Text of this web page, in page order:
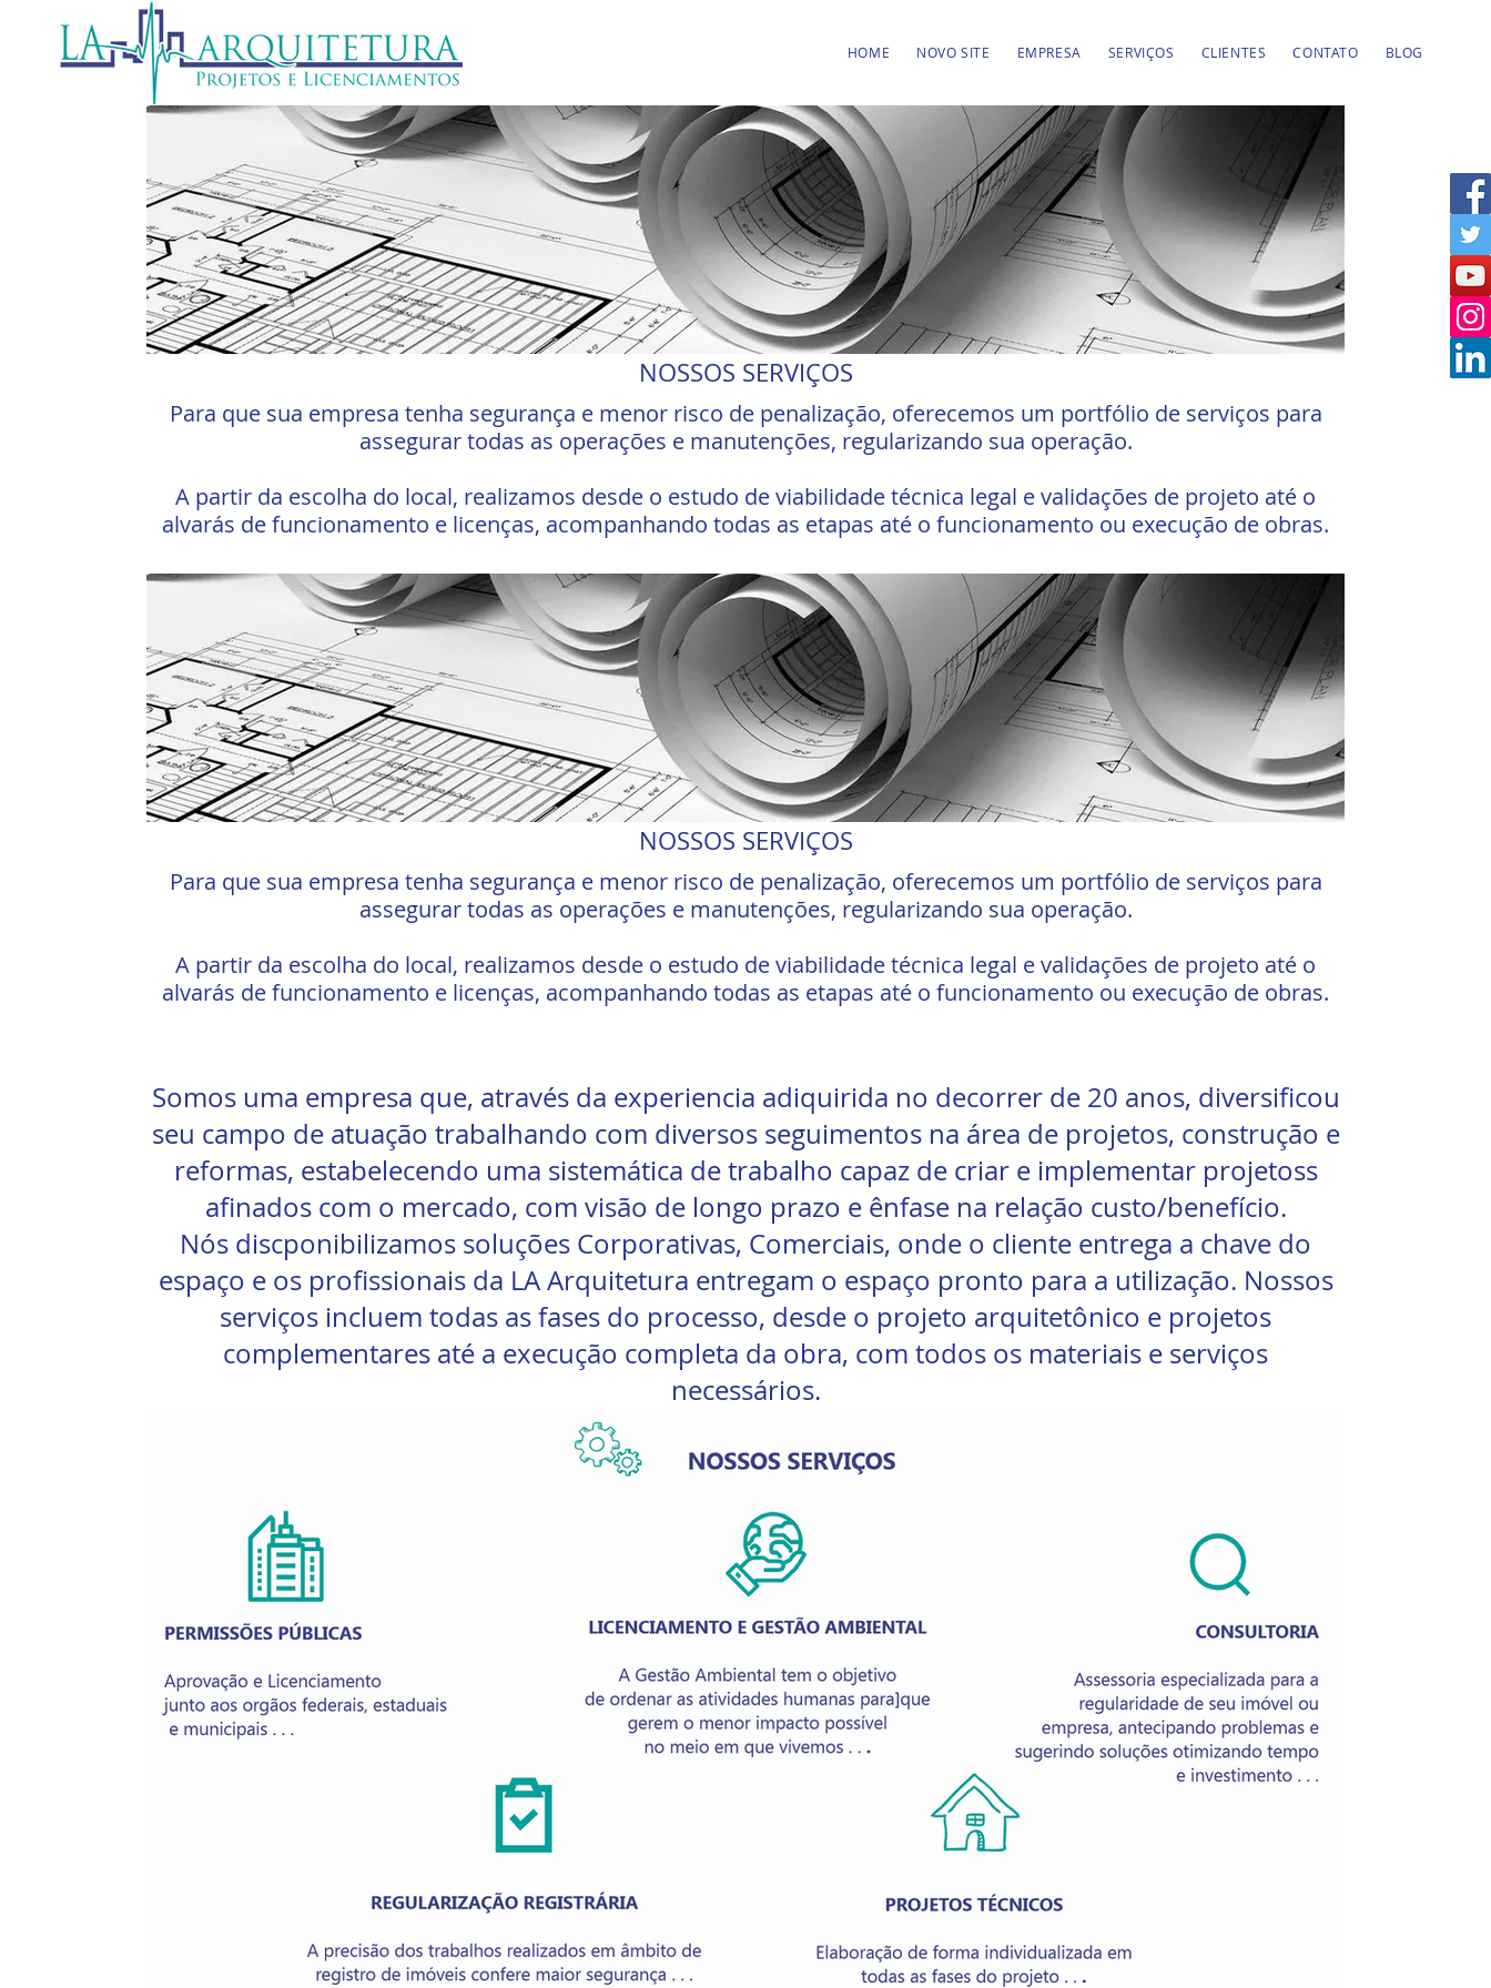
HOME NOVO SITE EMPRESA SERVIÇOS CLIENTES CONTATO BLOG
NOSSOS SERVIÇOS
Para que sua empresa tenha segurança e menor risco de penalização, oferecemos um portfólio de serviços para
assegurar todas as operações e manutenções, regularizando sua operação.
A partir da escolha do local, realizamos desde o estudo de viabilidade técnica legal e validações de projeto até o
alvarás de funcionamento e licenças, acompanhando todas as etapas até o funcionamento ou execução de obras.
NOSSOS SERVIÇOS
Para que sua empresa tenha segurança e menor risco de penalização, oferecemos um portfólio de serviços para
assegurar todas as operações e manutenções, regularizando sua operação.
A partir da escolha do local, realizamos desde o estudo de viabilidade técnica legal e validações de projeto até o
alvarás de funcionamento e licenças, acompanhando todas as etapas até o funcionamento ou execução de obras.
Somos uma empresa que, através da experiencia adiquirida no decorrer de 20 anos, diversificou
seu campo de atuação trabalhando com diversos seguimentos na área de projetos, construção e
reformas, estabelecendo uma sistemática de trabalho capaz de criar e implementar projetoss
afinados com o mercado, com visão de longo prazo e ênfase na relação custo/benefício.
Nós discponibilizamos soluções Corporativas, Comerciais, onde o cliente entrega a chave do
espaço e os profissionais da LA Arquitetura entregam o espaço pronto para a utilização. Nossos
serviços incluem todas as fases do processo, desde o projeto arquitetônico e projetos
complementares até a execução completa da obra, com todos os materiais e serviços
necessários.